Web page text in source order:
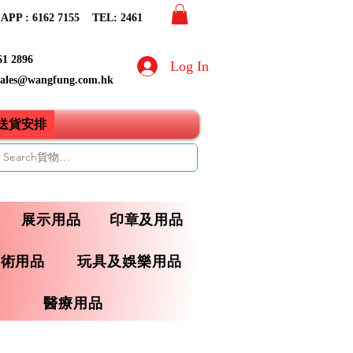
: 6162 7155​ TEL: 2461
2896
Log In
貨安排
展示用品 印章及用品
用品 玩具及娛樂用品
醫療用品